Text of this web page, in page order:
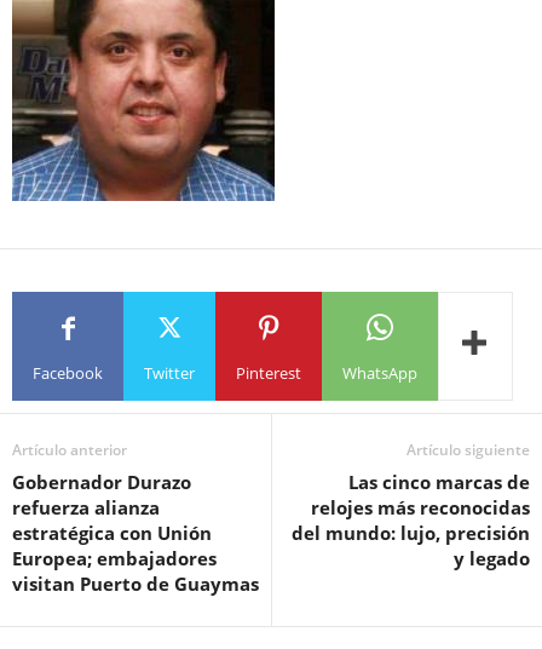
Facebook Twitter Pinterest WhatsApp
Artículo anterior
Gobernador Durazo
refuerza alianza
estratégica con Unión
Europea; embajadores
visitan Puerto de Guaymas
Artículo siguiente
Las cinco marcas de
relojes más reconocidas
del mundo: lujo, precisión
y legado